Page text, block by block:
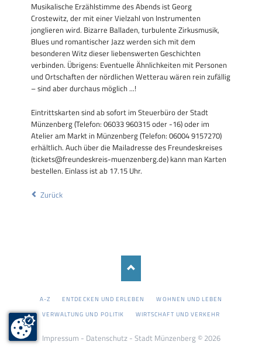
Musikalische Erzählstimme des Abends ist Georg
Crostewitz, der mit einer Vielzahl von Instrumenten
jonglieren wird. Bizarre Balladen, turbulente Zirkusmusik,
Blues und romantischer Jazz werden sich mit dem
besonderen Witz dieser liebenswerten Geschichten
verbinden. Übrigens: Eventuelle Ähnlichkeiten mit Personen
und Ortschaften der nördlichen Wetterau wären rein zufällig
– sind aber durchaus möglich ...!
Eintrittskarten sind ab sofort im Steuerbüro der Stadt
Münzenberg (Telefon: 06033 960315 oder -16) oder im
Atelier am Markt in Münzenberg (Telefon: 06004 9157270)
erhältlich. Auch über die Mailadresse des Freundeskreises
(tickets@freundeskreis-muenzenberg.de) kann man Karten
bestellen. Einlass ist ab 17.15 Uhr.
Zurück
NAVIGATION
A-Z ENTDECKEN UND ERLEBEN
WOHNEN UND LEBEN
VERWALTUNG UND POLITIK
WIRTSCHAFT UND VERKEHR
Impressum - Datenschutz- Stadt Münzenberg © 2026